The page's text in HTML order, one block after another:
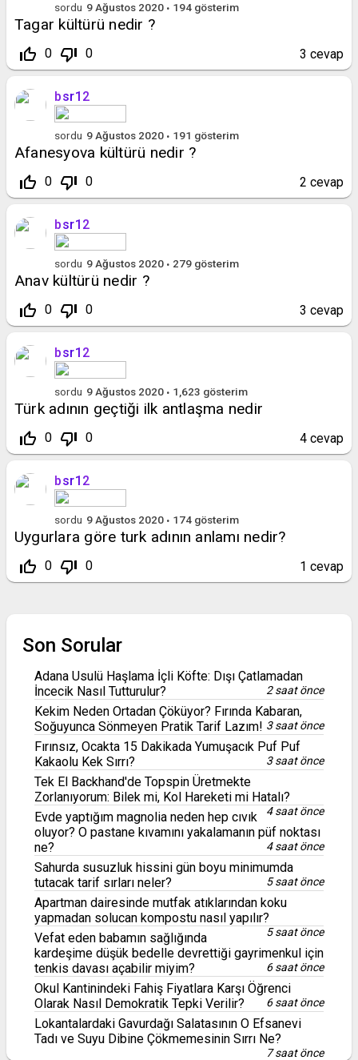
sordu 9 Ağustos 2020 194 gösterim
Tagar kültürü nedir ?
thumb_up_off_alt 0 thumb_down_off_alt 0 3 cevap
bsr12
sordu 9 Ağustos 2020 191 gösterim
Afanesyova kültürü nedir ?
thumb_up_off_alt 0 thumb_down_off_alt 0 2 cevap
bsr12
sordu 9 Ağustos 2020 279 gösterim
Anav kültürü nedir ?
thumb_up_off_alt 0 thumb_down_off_alt 0 3 cevap
bsr12
sordu 9 Ağustos 2020 1,623 gösterim
Türk adının geçtiği ilk antlaşma nedir
thumb_up_off_alt 0 thumb_down_off_alt 0 4 cevap
bsr12
sordu 9 Ağustos 2020 174 gösterim
Uygurlara göre turk adının anlamı nedir?
thumb_up_off_alt 0 thumb_down_off_alt 0 1 cevap
Son Sorular
Adana Usulü Haşlama İçli Köfte: Dışı Çatlamadan
İncecik Nasıl Tutturulur?
2 saat önce
Kekim Neden Ortadan Çöküyor? Fırında Kabaran,
Soğuyunca Sönmeyen Pratik Tarif Lazım! 3 saat önce
Fırınsız, Ocakta 15 Dakikada Yumuşacık Puf Puf
Kakaolu Kek Sırrı?
3 saat önce
Tek El Backhand'de Topspin Üretmekte
Zorlanıyorum: Bilek mi, Kol Hareketi mi Hatalı?
4 saat önce
Evde yaptığım magnolia neden hep cıvık
oluyor? O pastane kıvamını yakalamanın püf noktası
ne?
4 saat önce
Sahurda susuzluk hissini gün boyu minimumda
tutacak tarif sırları neler?
5 saat önce
Apartman dairesinde mutfak atıklarından koku
yapmadan solucan kompostu nasıl yapılır?
5 saat önce
Vefat eden babamın sağlığında
kardeşime düşük bedelle devrettiği gayrimenkul için
tenkis davası açabilir miyim?
6 saat önce
Okul Kantinindeki Fahiş Fiyatlara Karşı Öğrenci
Olarak Nasıl Demokratik Tepki Verilir?
6 saat önce
Lokantalardaki Gavurdağı Salatasının O Efsanevi
Tadı ve Suyu Dibine Çökmemesinin Sırrı Ne?
7 saat önce